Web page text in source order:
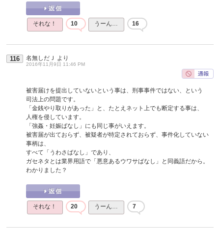
それな！ 10 うーん… 16
116 名無しだＪ より
2016年11月9日 11:46 PM
被害届けを提出していないという事は、刑事事件ではない、という
司法上の問題です。
「金銭やり取りがあった」と、たとえネット上でも断定する事は、
人権を侵しています。
「強姦・妊娠ばなし」にも同じ事がいえます。
被害届が出ておらず、被疑者が特定されておらず、事件化していない
事柄は、
すべて「うわさばなし」であり、
ガセネタとは業界用語で「悪意あるウワサばなし」と同義語だから。
わかりました？
それな！ 20 うーん… 7